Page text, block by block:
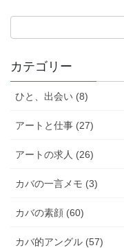
カテゴリー
ひと、出会い (8)
アートと仕事 (27)
アートの求人 (26)
カバの一言メモ (3)
カバの素顔 (60)
カバ的アングル (57)